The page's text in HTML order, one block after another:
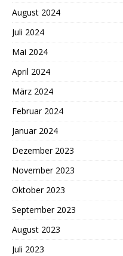
August 2024
Juli 2024
Mai 2024
April 2024
März 2024
Februar 2024
Januar 2024
Dezember 2023
November 2023
Oktober 2023
September 2023
August 2023
Juli 2023